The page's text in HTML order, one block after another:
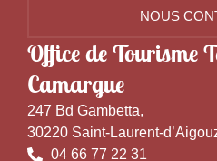
NOUS
Office de Tourisme
Camargue
247 Bd Gambetta,
30220 Saint-Laurent-
04 66 77 22 31